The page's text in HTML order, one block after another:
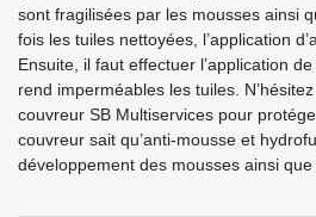
sont fragilisées par les mousses ainsi
fois les tuiles nettoyées, l’application
Ensuite, il faut effectuer l’application
rend imperméables les tuiles.
couvreur SB Multiservices pour
couvreur sait qu’anti-mousse et
développement des mousses ainsi que